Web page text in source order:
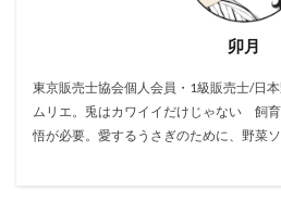
卯月
東京販売士協会個人会員・1級販売士/日
ムリエ。兎はカワイイだけじゃない 飼
悟が必要。愛するうさぎのために、野菜